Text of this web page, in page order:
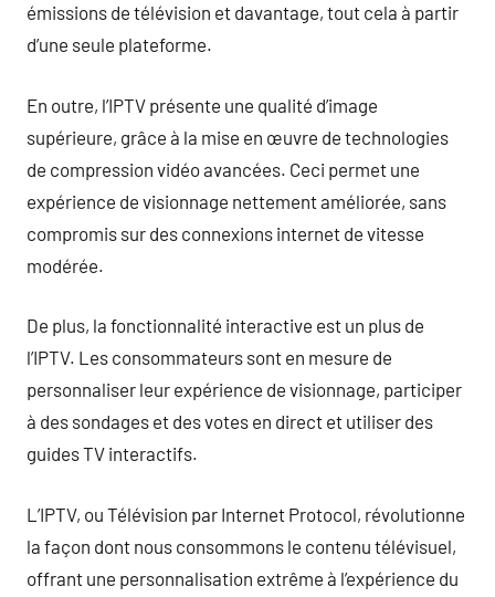
émissions de télévision et davantage, tout cela à partir
d’une seule plateforme.
En outre, l’IPTV présente une qualité d’image
supérieure, grâce à la mise en œuvre de technologies
de compression vidéo avancées. Ceci permet une
expérience de visionnage nettement améliorée, sans
compromis sur des connexions internet de vitesse
modérée.
De plus, la fonctionnalité interactive est un plus de
l’IPTV. Les consommateurs sont en mesure de
personnaliser leur expérience de visionnage, participer
à des sondages et des votes en direct et utiliser des
guides TV interactifs.
L’IPTV, ou Télévision par Internet Protocol, révolutionne
la façon dont nous consommons le contenu télévisuel,
offrant une personnalisation extrême à l’expérience du